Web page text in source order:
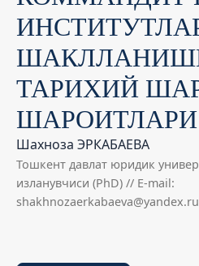
ТАРИХИЙ
ШАРОИТЛАРИ
Шахноза ЭРКАБАЕВА
Тошкент давлат юридик
изланувчиси (PhD) // E-mail:
shakhnozaerkabaeva@yandex.ru